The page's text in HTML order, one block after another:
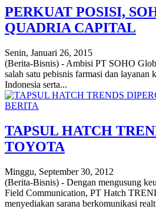
PERKUAT POSISI,
QUADRIA CAPITAL
Senin, Januari 26, 2015
(Berita-Bisnis) - Ambisi PT SOHO
salah satu pebisnis farmasi dan layanan
Indonesia serta...
BERITA
TAPSUL HATCH
TOYOTA
Minggu, September 30, 2012
(Berita-Bisnis) - Dengan mengusung
Field Communication, PT Hatch
menyediakan sarana berkomunikasi